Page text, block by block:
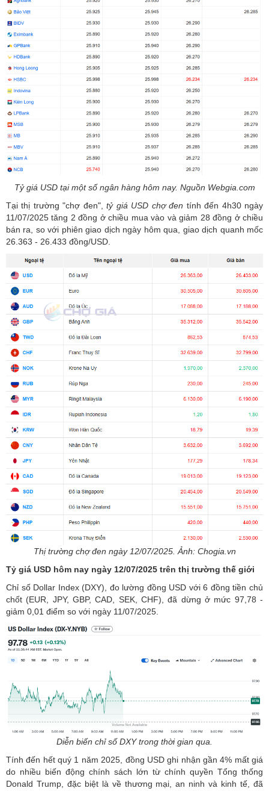
Tỷ giá USD tại một số ngân hàng hôm nay. Nguồn Webgia.com
Tại thị trường "chợ đen",tỷ giá USD chợ đen tính đến 4h30 ngày
11/07/2025 tăng 2 đồng ở chiều mua vào và giảm 28 đồng ở chiều
bán ra, so với phiên giao dịch ngày hôm qua, giao dịch quanh mốc
26.363 - 26.433 đồng/USD.
Thị trường chợ đen ngày 12/07/2025. Ảnh: Chogia.vn
Tỷ giá USD hôm nay ngày 12/07/2025 trên thị trường thế giới
Chỉ số Dollar Index (DXY), đo lường đồng USD với 6 đồng tiền chủ
chốt (EUR, JPY, GBP, CAD, SEK, CHF), đã dừng ở mức 97,78 -
giảm 0,01 điểm so với ngày 11/07/2025.
Diễn biến chỉ số DXY trong thời gian qua.
Tính đến hết quý 1 năm 2025, đồng USD ghi nhận gần 4% mất giá
do nhiều biến động chính sách lớn từ chính quyền Tổng thống
Donald Trump, đặc biệt là về thương mại, an ninh và kinh tế, đã